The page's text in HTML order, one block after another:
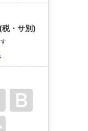
(税・サ別)